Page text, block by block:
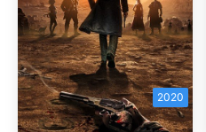
2020